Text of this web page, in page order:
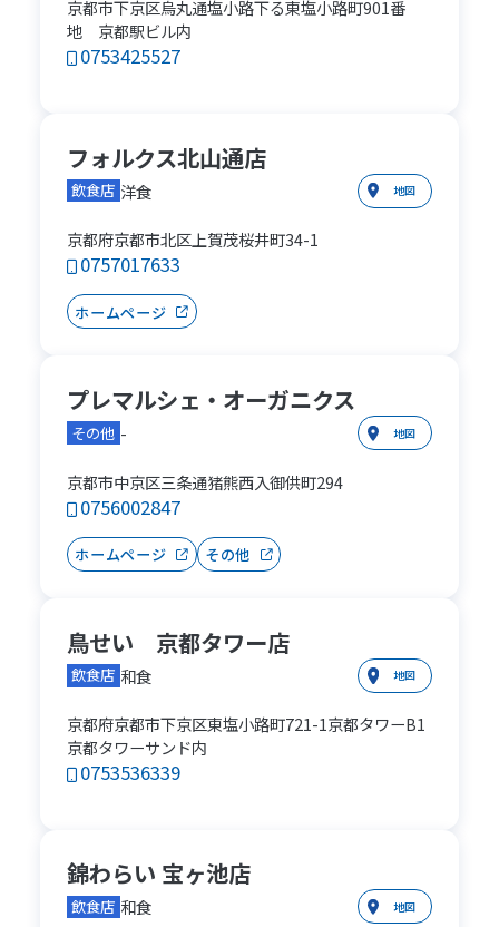
京都市下京区烏丸通塩小路下る東塩小路町901番
地 京都駅ビル内
0753425527
フォルクス北山通店
飲食店 洋食 地図
京都府京都市北区上賀茂桜井町34-1
0757017633
ホームページ
プレマルシェ・オーガニクス
その他 - 地図
京都市中京区三条通猪熊西入御供町294
0756002847
ホームページ その他
鳥せい 京都タワー店
飲食店 和食 地図
京都府京都市下京区東塩小路町721-1京都タワーB1
京都タワーサンド内
0753536339
錦わらい 宝ヶ池店
飲食店 和食 地図